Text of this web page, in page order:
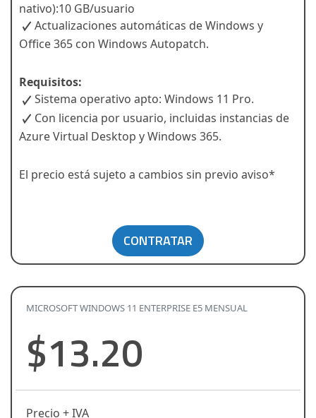
nativo):10 GB/usuario
Actualizaciones automáticas de Windows y
Office 365 con Windows Autopatch.
Requisitos:
Sistema operativo apto: Windows 11 Pro.
Con licencia por usuario, incluidas instancias de
Azure Virtual Desktop y Windows 365.
El precio está sujeto a cambios sin previo aviso*
CONTRATAR
MICROSOFT WINDOWS 11 ENTERPRISE E5 MENSUAL
$13.20
Precio + IVA